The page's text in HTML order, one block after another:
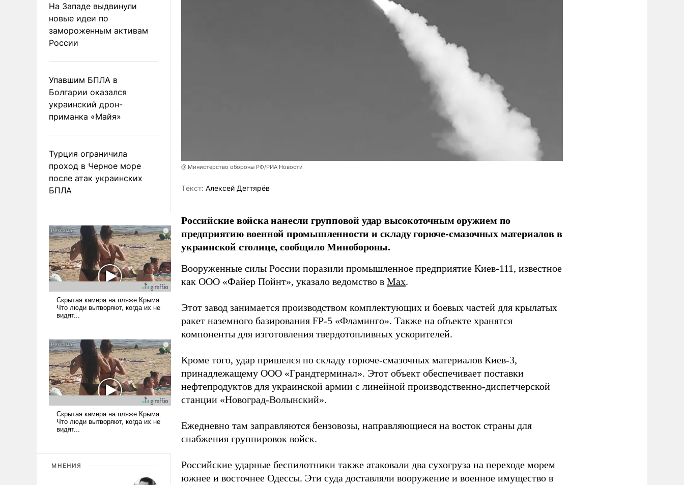
На Западе выдвинули
новые идеи по
замороженным активам
России
Упавшим БПЛА в
Болгарии оказался
украинский дрон-
приманка «Майя»
Турция ограничила
проход в Черное море
после атак украинских
БПЛА
МНЕНИЯ
@ Министерство обороны РФ/РИА Новости
Tекст: Алексей Дегтярёв
Российские войска нанесли групповой удар высокоточным оружием по
предприятию военной промышленности и складу горюче-смазочных материалов в
украинской столице, сообщило Минобороны.
Вооруженные силы России поразили промышленное предприятие Киев-111, известное
как ООО «Файер Пойнт», указало ведомство в Max.
Этот завод занимается производством комплектующих и боевых частей для крылатых
ракет наземного базирования FP-5 «Фламинго». Также на объекте хранятся
компоненты для изготовления твердотопливных ускорителей.
Кроме того, удар пришелся по складу горюче-смазочных материалов Киев-3,
принадлежащему ООО «Грандтерминал». Этот объект обеспечивает поставки
нефтепродуктов для украинской армии с линейной производственно-диспетчерской
станции «Новоград-Волынский».
Ежедневно там заправляются бензовозы, направляющиеся на восток страны для
снабжения группировок войск.
Российские ударные беспилотники также атаковали два сухогруза на переходе морем
южнее и восточнее Одессы. Эти суда доставляли вооружение и военное имущество в